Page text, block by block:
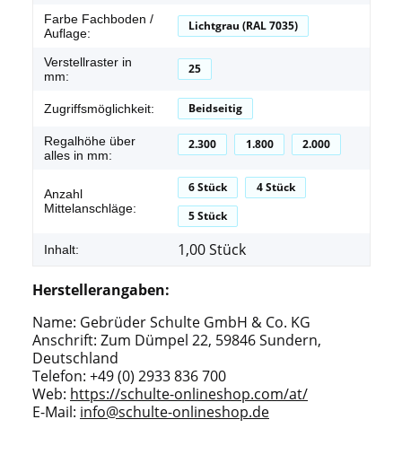
Farbe Fachboden /
Auflage:
Lichtgrau (RAL 7035)
Verstellraster in
mm:
25
Zugriffsmöglichkeit: Beidseitig
Regalhöhe über
alles in mm:
2.300 1.800 2.000
Anzahl
Mittelanschläge:
6 Stück
4 Stück
5 Stück
Inhalt: 1,00 Stück
Herstellerangaben:
Name: Gebrüder Schulte GmbH & Co. KG
Anschrift: Zum Dümpel 22, 59846 Sundern,
Deutschland
Telefon: +49 (0) 2933 836 700
Web: https://schulte-onlineshop.com/at/
E-Mail: info@schulte-onlineshop.de